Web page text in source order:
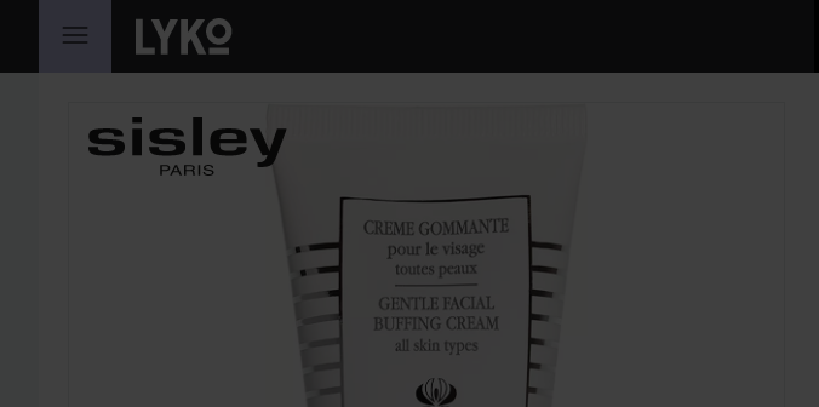
HOPPA TILL INNEHÅLLET
HOPPA ÖVER SEKTIONEN